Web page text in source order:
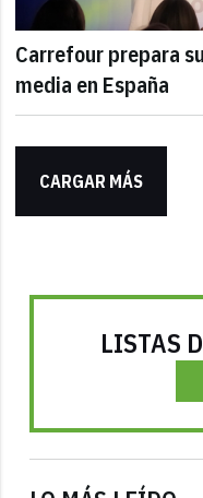
Carrefour prepara
media en España
CARGAR MÁS
LISTAS